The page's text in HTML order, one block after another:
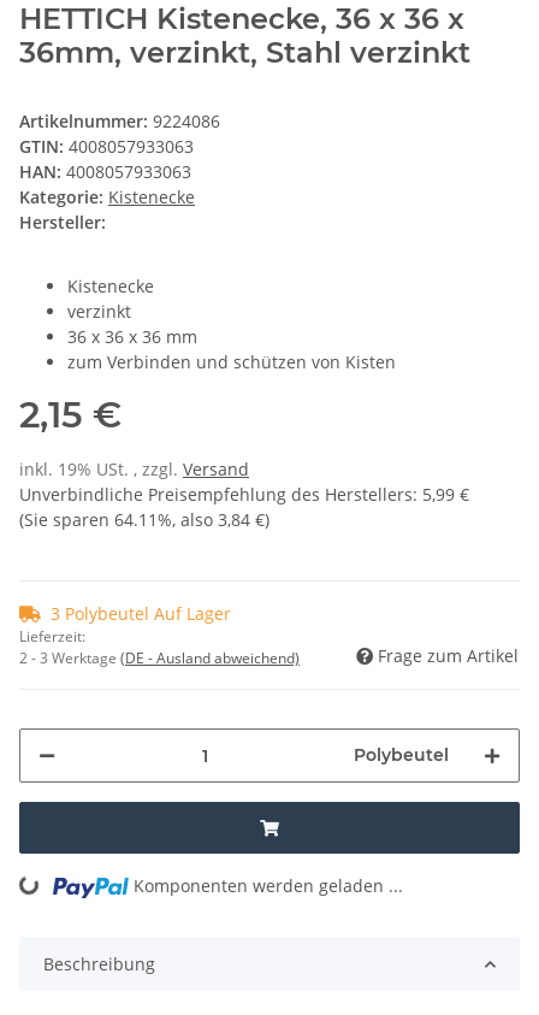
HETTICH Kistenecke, 36 x 36 x
36mm, verzinkt, Stahl verzinkt
Artikelnummer: 9224086
GTIN: 4008057933063
HAN: 4008057933063
Kategorie: Kistenecke
Hersteller:
Kistenecke
verzinkt
36 x 36 x 36 mm
zum Verbinden und schützen von Kisten
2,15 €
inkl. 19% USt. , zzgl. Versand
Unverbindliche Preisempfehlung des Herstellers: 5,99 €
(Sie sparen 64.11%, also 3,84 €)
3 Polybeutel Auf Lager
Lieferzeit:
2 - 3 Werktage (DE - Ausland abweichend) Frage zum Artikel
Polybeutel
Loading... Komponenten werden geladen ...
Beschreibung